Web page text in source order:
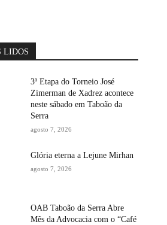
LIDOS
3ª Etapa do Torneio José
Zimerman de Xadrez acontece
neste sábado em Taboão da
Serra
agosto 7, 2026
Glória eterna a Lejune Mirhan
agosto 7, 2026
OAB Taboão da Serra Abre
Mês da Advocacia com o “Café